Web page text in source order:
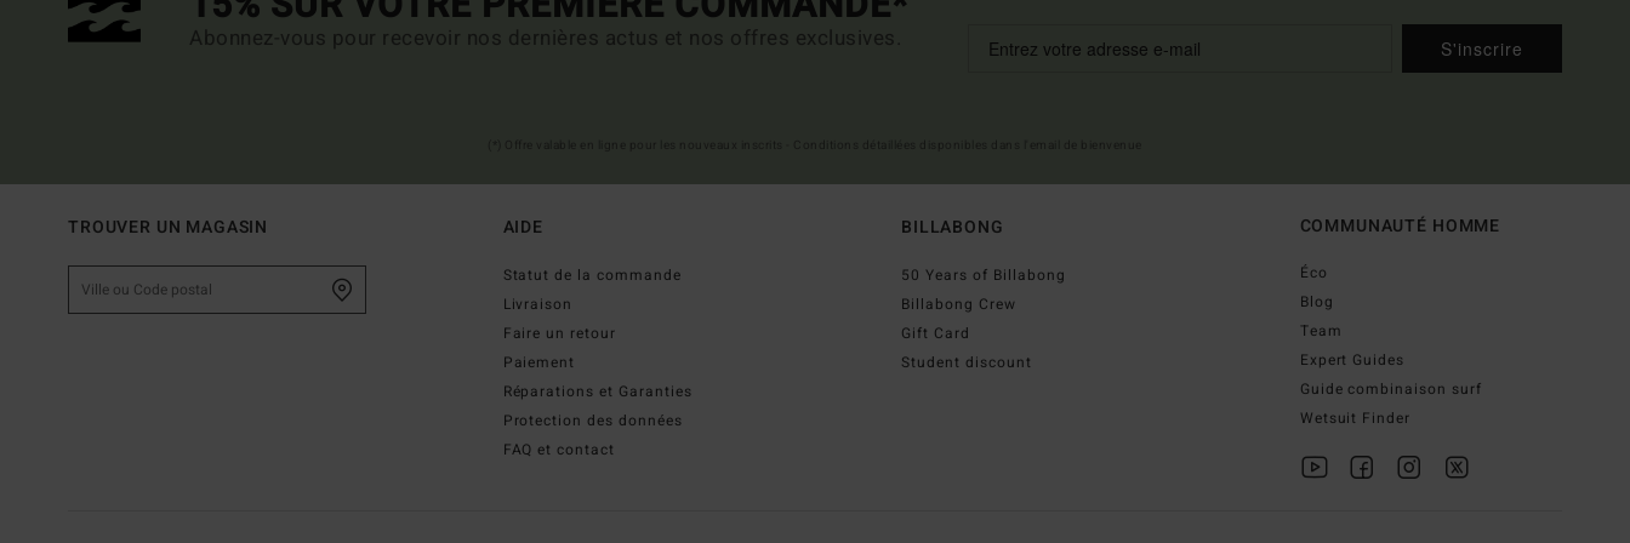
Abonnez-vous pour recevoir nos dernières actus et nos offres exclusives. S'inscrire
TROUVER UN MAGASIN AIDE
Statut de la commande
Livraison
Faire un retour
Paiement
Réparations et Garanties
Protection des données
FAQ et contact
BILLABONG
50 Years of Billabong
Billabong Crew
Gift Card
Student discount
COMMUNAUTÉ HOMME
Éco
Blog
Team
Expert Guides
Guide combinaison surf
Wetsuit Finder